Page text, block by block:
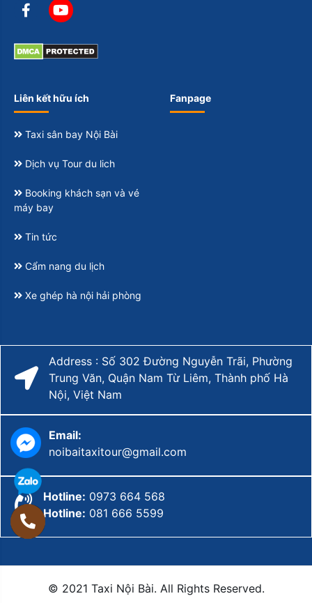
Liên kết hữu ích
Taxi sân bay Nội Bài
Dịch vụ Tour du lich
Booking khách sạn và vé
máy bay
Tin tức
Cẩm nang du lịch
Xe ghép hà nội hải phòng
Fanpage
Address : Số 302 Đường Nguyễn Trãi, Phường
Trung Văn, Quận Nam Từ Liêm, Thành phố Hà
Nội, Việt Nam
Email:
noibaitaxitour@gmail.com
Hotline: 0973 664 568
Hotline: 081 666 5599
© 2021 Taxi Nội Bài. All Rights Reserved.